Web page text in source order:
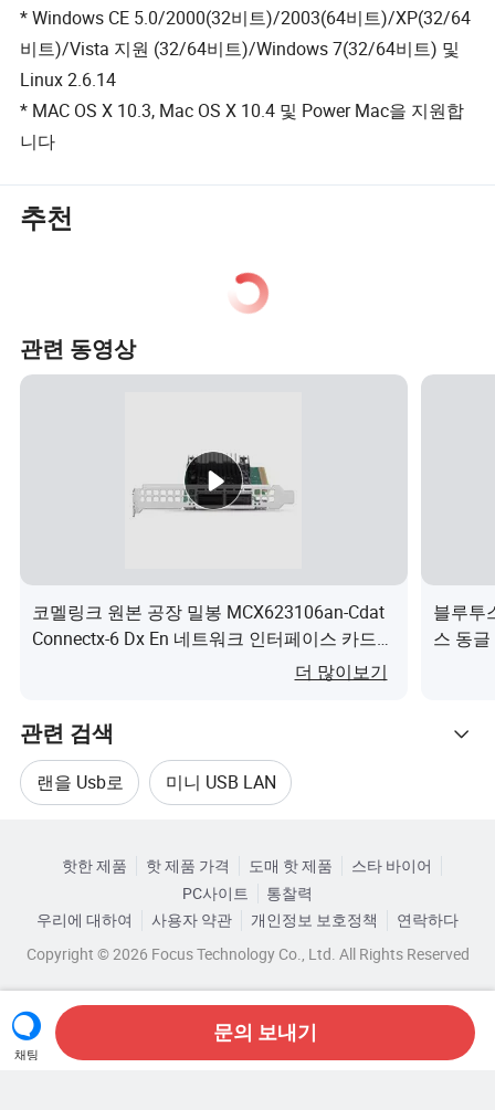
* Windows CE 5.0/2000(32비트)/2003(64비트)/XP(32/64
비트)/Vista 지원 (32/64비트)/Windows 7(32/64비트) 및
Linux 2.6.14
* MAC OS X 10.3, Mac OS X 10.4 및 Power Mac을 지원합
니다
추천
관련 동영상
코멜링크 원본 공장 밀봉 MCX623106an-Cdat
Connectx-6 Dx En 네트워크 인터페이스 카드
더 많이보기
블루투
스 동
관련 검색
랜을 Usb로 미니 USB LAN
Usb 랜 네트워크 어댑터
카테고리로 찾아보기
핫한 제품 핫 제품 가격 도매 핫 제품
스타 바이어
PC사이트
통찰력
우리에 대하여
사용자 약관 개인정보 보호정책
연락하다
Copyright © 2026 Focus Technology Co., Ltd. All Rights Reserved
채팅
문의 보내기